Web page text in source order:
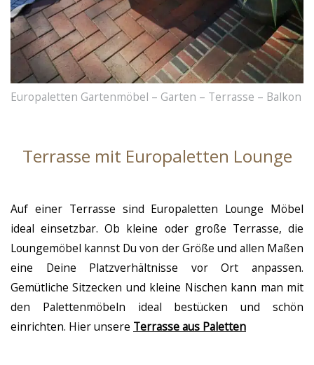
Europaletten Gartenmöbel – Garten – Terrasse – Balkon
Terrasse mit Europaletten Lounge
Auf einer Terrasse sind Europaletten Lounge Möbel
ideal einsetzbar. Ob kleine oder große Terrasse, die
Loungemöbel kannst Du von der Größe und allen Maßen
eine Deine Platzverhältnisse vor Ort anpassen.
Gemütliche Sitzecken und kleine Nischen kann man mit
den Palettenmöbeln ideal bestücken und schön
einrichten. Hier unsere Terrasse aus Paletten